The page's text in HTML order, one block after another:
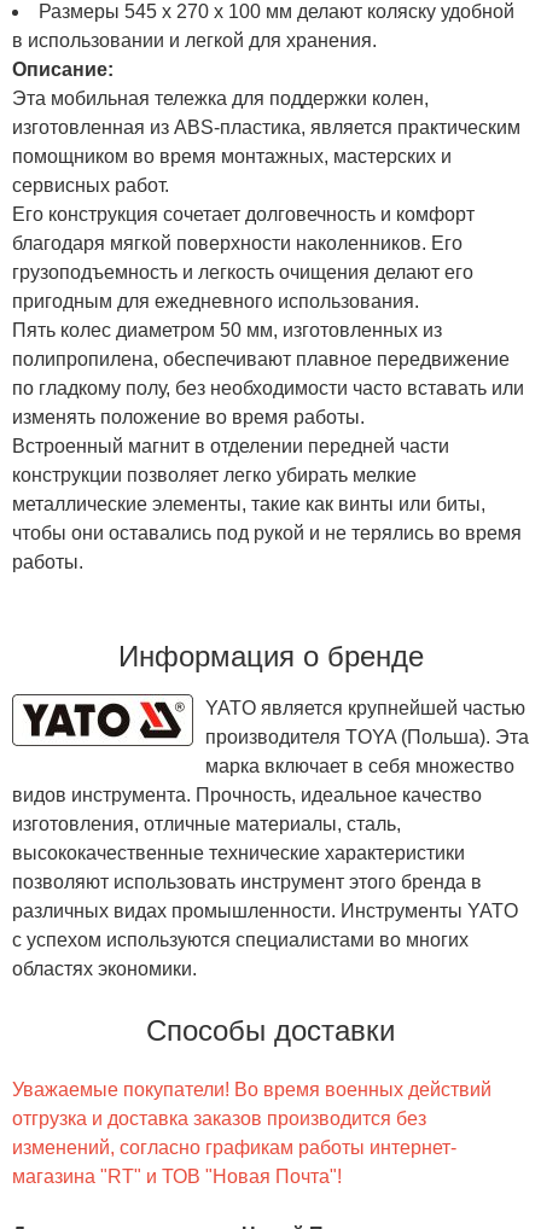
Размеры 545 x 270 x 100 мм делают коляску удобной
в использовании и легкой для хранения.
Описание:
Эта мобильная тележка для поддержки колен,
изготовленная из ABS-пластика, является практическим
помощником во время монтажных, мастерских и
сервисных работ.
Его конструкция сочетает долговечность и комфорт
благодаря мягкой поверхности наколенников. Его
грузоподъемность и легкость очищения делают его
пригодным для ежедневного использования.
Пять колес диаметром 50 мм, изготовленных из
полипропилена, обеспечивают плавное передвижение
по гладкому полу, без необходимости часто вставать или
изменять положение во время работы.
Встроенный магнит в отделении передней части
конструкции позволяет легко убирать мелкие
металлические элементы, такие как винты или биты,
чтобы они оставались под рукой и не терялись во время
работы.
Информация о бренде
YATO является крупнейшей частью
производителя TOYA (Польша). Эта
марка включает в себя множество
видов инструмента. Прочность, идеальное качество
изготовления, отличные материалы, сталь,
высококачественные технические характеристики
позволяют использовать инструмент этого бренда в
различных видах промышленности. Инструменты YATO
с успехом используются специалистами во многих
областях экономики.
Способы доставки
Уважаемые покупатели! Во время военных действий
отгрузка и доставка заказов производится без
изменений, согласно графикам работы интернет-
магазина "RT" и ТОВ "Новая Почта"!